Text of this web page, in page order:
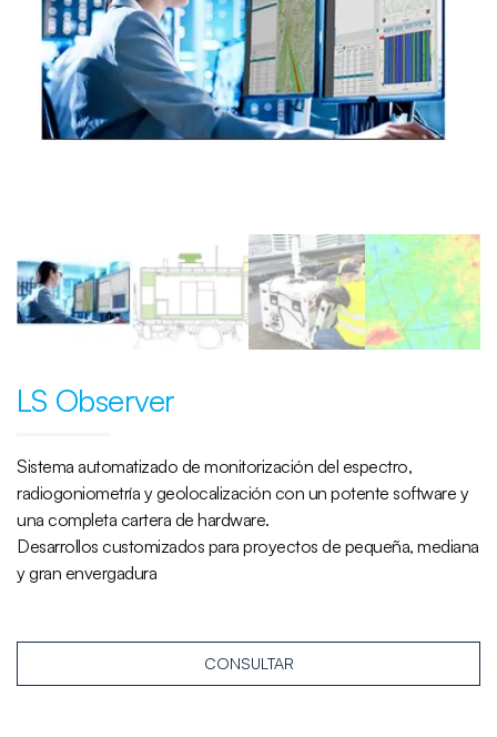
LS Observer
Sistema automatizado de monitorización del espectro,
radiogoniometría y geolocalización con un potente software y
una completa cartera de hardware.
Desarrollos customizados para proyectos de pequeña, mediana
y gran envergadura
CONSULTAR